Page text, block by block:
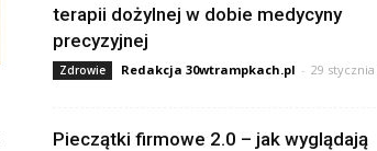
terapii dożylnej w dobie medycyny
precyzyjnej
Zdrowie Redakcja 30wtrampkach.pl - 29 stycznia
Pieczątki firmowe 2.0 – jak wyglądają